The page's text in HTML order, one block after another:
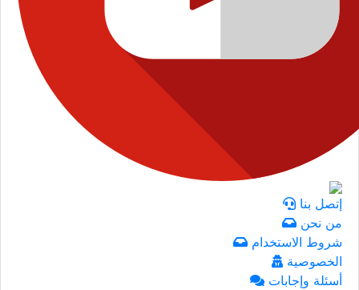
إتصل بنا
من نحن
شروط الاستخدام
الخصوصية
أسئلة وإجابات